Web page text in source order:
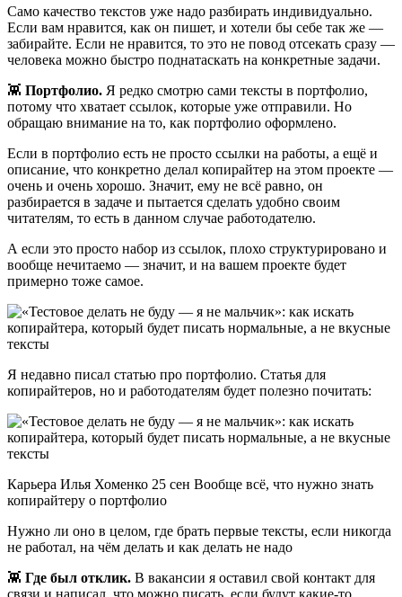
Само качество текстов уже надо разбирать индивидуально.
Если вам нравится, как он пишет, и хотели бы себе так же —
забирайте. Если не нравится, то это не повод отсекать сразу —
человека можно быстро поднатаскать на конкретные задачи.
👾 Портфолио. Я редко смотрю сами тексты в портфолио,
потому что хватает ссылок, которые уже отправили. Но
обращаю внимание на то, как портфолио оформлено.
Если в портфолио есть не просто ссылки на работы, а ещё и
описание, что конкретно делал копирайтер на этом проекте —
очень и очень хорошо. Значит, ему не всё равно, он
разбирается в задаче и пытается сделать удобно своим
читателям, то есть в данном случае работодателю.
А если это просто набор из ссылок, плохо структурировано и
вообще нечитаемо — значит, и на вашем проекте будет
примерно тоже самое.
Я недавно писал статью про портфолио. Статья для
копирайтеров, но и работодателям будет полезно почитать:
Карьера Илья Хоменко 25 сен Вообще всё, что нужно знать
копирайтеру о портфолио
Нужно ли оно в целом, где брать первые тексты, если никогда
не работал, на чём делать и как делать не надо
👾 Где был отклик. В вакансии я оставил свой контакт для
связи и написал, что можно писать, если будут какие-то